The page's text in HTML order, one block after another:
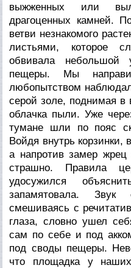
выжженных или
драгоценных камней.
ветви незнакомого
листьями, которое
обвивала небольшой
пещеры. Мы
любопытством
серой золе, поднимая в
облачка пыли. Уже
тумане шли по пояс
Войдя внутрь корзинки,
а напротив замер
страшно. Правила
удосужился
запамятовала. Звук
смешиваясь с
глаза, словно ушел
сам по себе и под
под своды пещеры.
что площадка у